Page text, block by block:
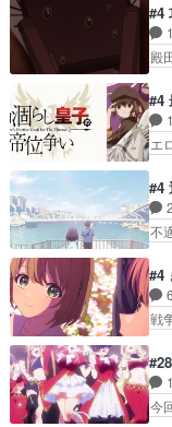
見
開
雑
グ
に
ニ
語
油
な
じ
#4
殿
見
汗
ス
ン
セ
れ
な
#4
エ
ス
少
メ
が
と
ぞ
子
#4
不
接
と
ッ
冬
を
が
行
#4
戦
の
秘
っ
バ
今